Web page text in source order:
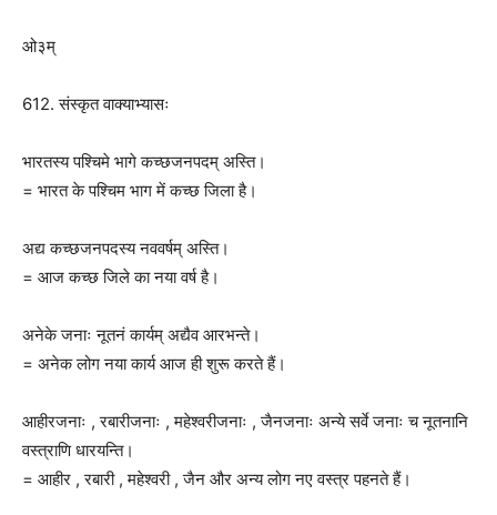
ओ३म्
612. संस्कृत वाक्याभ्यासः
भारतस्य पश्चिमे भागे कच्छजनपदम् अस्ति।
= भारत के पश्चिम भाग में कच्छ जिला है।
अद्य कच्छजनपदस्य नववर्षम् अस्ति।
= आज कच्छ जिले का नया वर्ष है।
अनेके जनाः नूतनं कार्यम् अद्यैव आरभन्ते।
= अनेक लोग नया कार्य आज ही शुरू करते हैं।
आहीरजनाः , रबारीजनाः , महेश्वरीजनाः , जैनजनाः अन्ये सर्वे जनाः च नूतनानि
वस्त्राणि धारयन्ति।
= आहीर , रबारी , महेश्वरी , जैन और अन्य लोग नए वस्त्र पहनते हैं।